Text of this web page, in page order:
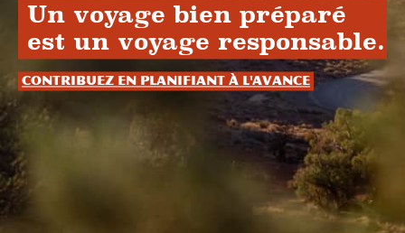
Un voyage bien préparé
est un voyage responsable.
Contribuez en planifiant à l'avance